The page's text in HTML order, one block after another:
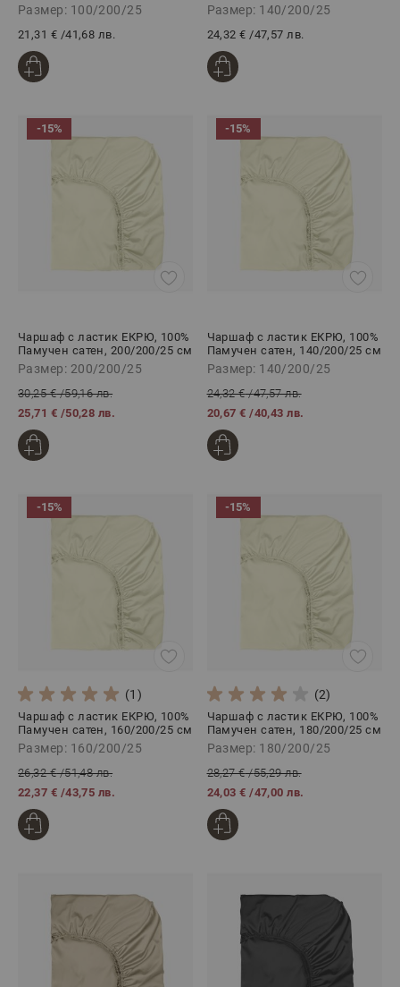
Размер: 100/200/25
21,31 € /41,68 лв.
Размер: 140/200/25
24,32 € /47,57 лв.
-15%
Чаршаф с ластик ЕКРЮ, 100%
Памучен сатен, 200/200/25 см
Размер: 200/200/25
30,25 €/59,16 лв.
25,71 € /50,28 лв.
-15%
Чаршаф с ластик ЕКРЮ, 100%
Памучен сатен, 140/200/25 см
Размер: 140/200/25
24,32 €/47,57 лв.
20,67 € /40,43 лв.
-15%
(1)
Чаршаф с ластик ЕКРЮ, 100%
Памучен сатен, 160/200/25 см
Размер: 160/200/25
26,32 €/51,48 лв.
22,37 € /43,75 лв.
-15%
(2)
Чаршаф с ластик ЕКРЮ, 100%
Памучен сатен, 180/200/25 см
Размер: 180/200/25
28,27 €/55,29 лв.
24,03 € /47,00 лв.